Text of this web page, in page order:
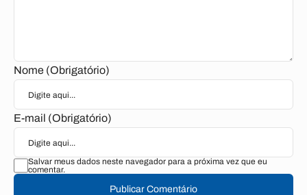
Nome (Obrigatório)
E-mail (Obrigatório)
Salvar meus dados neste navegador para a próxima vez que eu
comentar.
Publicar Comentário